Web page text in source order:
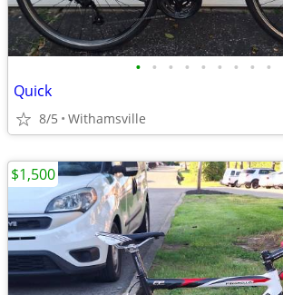
• • • • • • • • •
Quick
8/5 Withamsville
$1,500